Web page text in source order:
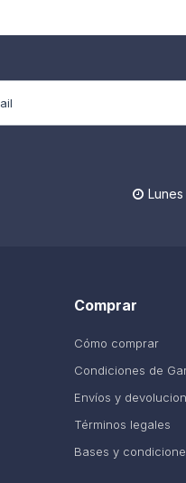

Comprar
Cómo comprar
Condiciones de
Envíos y
Términos legales
Bases y